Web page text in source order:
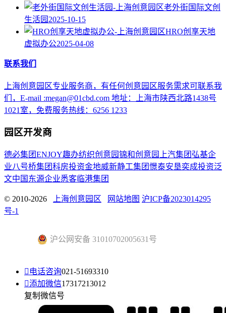
老外街国际文创
生活园 2025-10-15
HRO创享天地
虚拟办公2025-04-08
联系我们
上海创意园区专业服务商，有任何创意园区服务需求可联系我
们，E-mail :megan@01cbd.com 地址：上海市陕西北路1438号
1021室，免费服务热线：6256 1233
园区开发商
德必集团ENJOY趣办纺织创意园锦和创意园 上汽集团 弘基企
业八号桥集团科房投资金地威新静工集团憬泰安垦奕成投资泛
文中国 东源企业悉客 临港集团
© 2010-2026 上海创意园区 网站地图 沪ICP备2023014295
号-1
沪公网安备 31010702005631号
 电话咨询021-51693310
添加微信17317213012
复制微信号